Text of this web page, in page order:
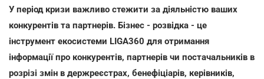
У період кризи важливо стежити за діяльністю ваших
конкурентів та партнерів. Бізнес - розвідка - це
інструмент екосистеми LIGA360 для отримання
інформації про конкурентів, партнерів чи постачальників в
розрізі змін в держреєстрах, бенефіціарів, керівників,